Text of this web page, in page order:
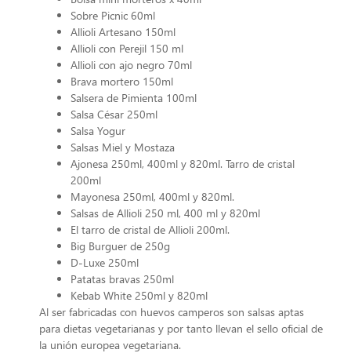
Sobre Picnic 60ml
Allioli Artesano 150ml
Allioli con Perejil 150 ml
Allioli con ajo negro 70ml
Brava mortero 150ml
Salsera de Pimienta 100ml
Salsa César 250ml
Salsa Yogur
Salsas Miel y Mostaza
Ajonesa 250ml, 400ml y 820ml. Tarro de cristal
200ml
Mayonesa 250ml, 400ml y 820ml.
Salsas de Allioli 250 ml, 400 ml y 820ml
El tarro de cristal de Allioli 200ml.
Big Burguer de 250g
D-Luxe 250ml
Patatas bravas 250ml
Kebab White 250ml y 820ml
Al ser fabricadas con huevos camperos son salsas aptas
para dietas vegetarianas y por tanto llevan el sello oficial de
la unión europea vegetariana.